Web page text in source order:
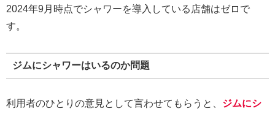
2024年9月時点でシャワーを導入している店舗はゼロで
す。
ジムにシャワーはいるのか問題
利用者のひとりの意見として言わせてもらうと、 ジムにシ